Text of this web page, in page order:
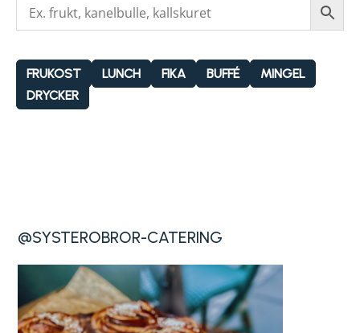
FRUKOST LUNCH FIKA BUFFÉ
MINGEL
DRYCKER
@SYSTEROBROR-CATERING